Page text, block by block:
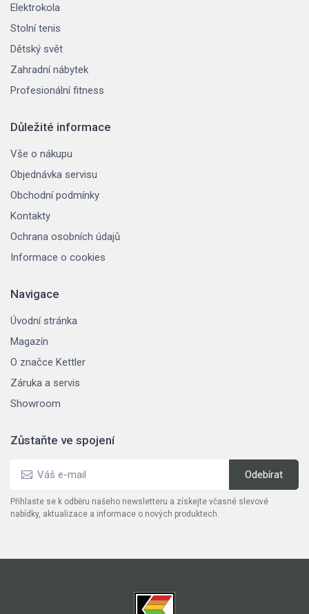
Elektrokola
Stolní tenis
Dětský svět
Zahradní nábytek
Profesionální fitness
Důležité informace
Vše o nákupu
Objednávka servisu
Obchodní podmínky
Kontakty
Ochrana osobních údajů
Informace o cookies
Navigace
Úvodní stránka
Magazín
O značce Kettler
Záruka a servis
Showroom
Zůstaňte ve spojení
Přihlaste se k odběru našeho newsletteru a získejte včasné slevové
nabídky, aktualizace a informace o nových produktech.